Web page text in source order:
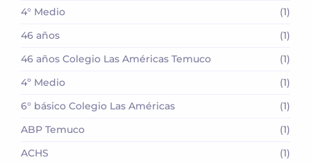
4° Medio
(1)
46 años
(1)
46 años Colegio Las Américas Temuco
(1)
4º Medio
(1)
6° básico Colegio Las Américas
(1)
ABP Temuco
(1)
ACHS
(1)